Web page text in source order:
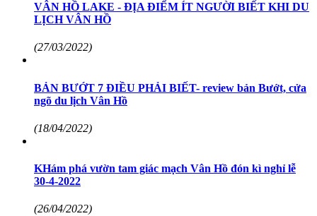
VÂN HỒ LAKE - ĐỊA ĐIỂM ÍT NGƯỜI BIẾT KHI DU
LỊCH VÂN HỒ
(27/03/2022)
BẢN BƯỚT 7 ĐIỀU PHẢI BIẾT- review bản Bướt, cửa
ngõ du lịch Vân Hồ
(18/04/2022)
KHám phá vườn tam giác mạch Vân Hồ đón kì nghỉ lễ
30-4-2022
(26/04/2022)